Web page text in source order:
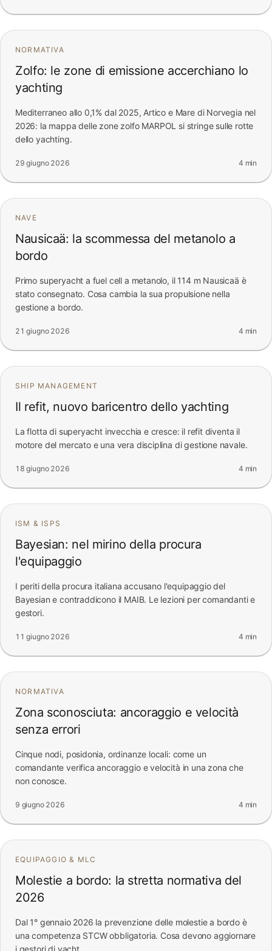
NORMATIVA
Zolfo: le zone di emissione accerchiano lo
yachting
Mediterraneo allo 0,1% dal 2025, Artico e Mare di Norvegia nel
2026: la mappa delle zone zolfo MARPOL si stringe sulle rotte
dello yachting.
29 giugno 2026 4 min
NAVE
Nausicaä: la scommessa del metanolo a
bordo
Primo superyacht a fuel cell a metanolo, il 114 m Nausicaä è
stato consegnato. Cosa cambia la sua propulsione nella
gestione a bordo.
21 giugno 2026 4 min
SHIP MANAGEMENT
Il refit, nuovo baricentro dello yachting
La flotta di superyacht invecchia e cresce: il refit diventa il
motore del mercato e una vera disciplina di gestione navale.
18 giugno 2026 4 min
ISM & ISPS
Bayesian: nel mirino della procura
l'equipaggio
I periti della procura italiana accusano l'equipaggio del
Bayesian e contraddicono il MAIB. Le lezioni per comandanti e
gestori.
11 giugno 2026 4 min
NORMATIVA
Zona sconosciuta: ancoraggio e velocità
senza errori
Cinque nodi, posidonia, ordinanze locali: come un
comandante verifica ancoraggio e velocità in una zona che
non conosce.
9 giugno 2026 4 min
EQUIPAGGIO & MLC
Molestie a bordo: la stretta normativa del
2026
Dal 1° gennaio 2026 la prevenzione delle molestie a bordo è
una competenza STCW obbligatoria. Cosa devono aggiornare
i gestori di yacht.